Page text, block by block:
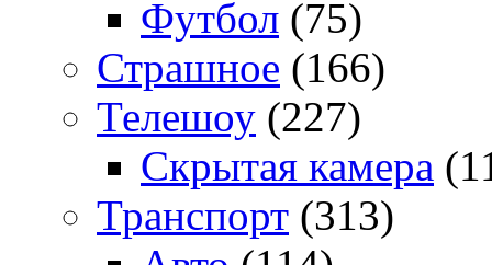
Футбол (75)
Страшное (166)
Телешоу (227)
Скрытая камера
Транспорт (313)